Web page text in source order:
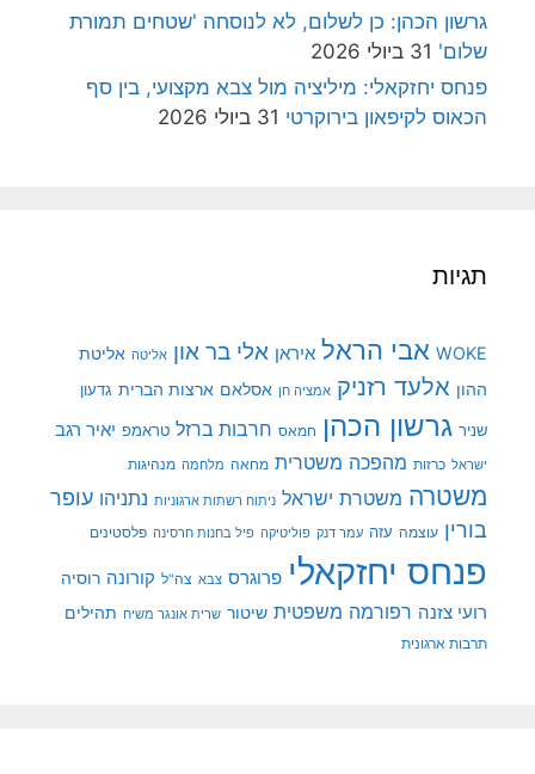
גרשון הכהן: כן לשלום, לא לנוסחה 'שטחים תמורת
שלום' 31 ביולי 2026
פנחס יחזקאלי: מיליציה מול צבא מקצועי, בין סף
הכאוס לקיפאון בירוקרטי 31 ביולי 2026
תגיות
WOKE אבי הראל איראן אלי בר און אליטה אליטת
ההון אלעד רזניק אמציה חן אסלאם ארצות הברית גדעון
שניר גרשון הכהן חמאס חרבות ברזל טראמפ יאיר רגב
ישראל כרזות מהפכה משטרית מחאה מלחמה מנהיגות
משטרה משטרת ישראל ניתוח רשתות ארגוניות נתניהו עופר
בורין עוצמה עזה עמר דנק פוליטיקה פיל בחנות חרסינה פלסטינים
פנחס יחזקאלי פרוגרס צבא צה"ל קורונה רוסיה
רועי צזנה רפורמה משפטית שיטור שרית אונגר משיח תהילים
תרבות ארגונית